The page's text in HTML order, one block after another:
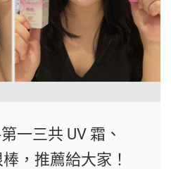
一三共 UV 霜、
，推薦給大家！